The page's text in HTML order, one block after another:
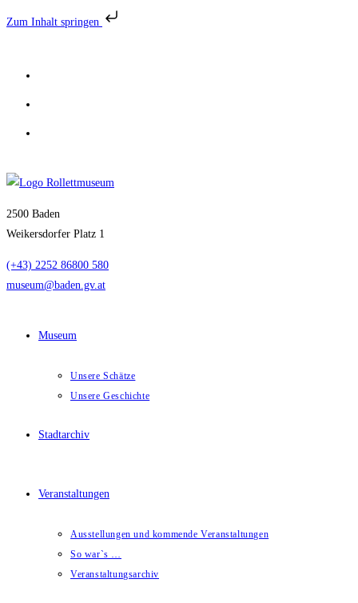
Zum Inhalt springen
springen
2500 Baden
Weikersdorfer Platz 1
(+43) 2252 86800 580
museum@baden.gv.at
Museum
Unsere Schätze
Unsere Geschichte
Stadtarchiv
Veranstaltungen
Ausstellungen und kommende Veranstaltungen
So war`s …
Veranstaltungsarchiv